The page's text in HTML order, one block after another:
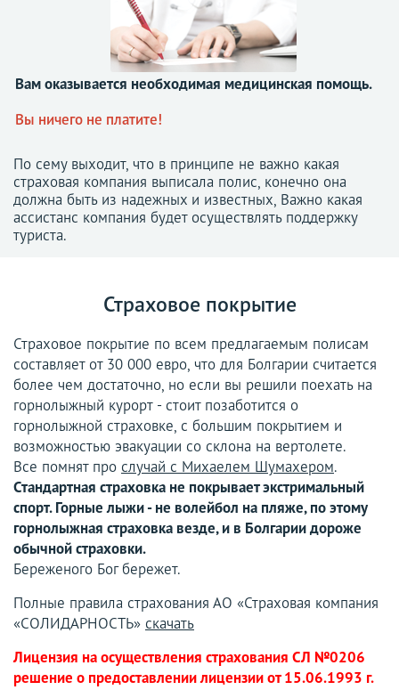
Вам оказывается необходимая медицинская помощь.
Вы ничего не платите!
По сему выходит, что в принципе не важно какая
страховая компания выписала полис, конечно она
должна быть из надежных и известных, Важно какая
ассистанс компания будет осуществлять поддержку
туриста.
Страховое покрытие
Страховое покрытие по всем предлагаемым полисам
составляет от 30 000 евро, что для Болгарии считается
более чем достаточно, но если вы решили поехать на
горнолыжный курорт - стоит позаботится о
горнолыжной страховке, с большим покрытием и
возможностью эвакуации со склона на вертолете.
Все помнят про случай с Михаелем Шумахером.
Стандартная страховка не покрывает экстримальный
спорт. Горные лыжи - не волейбол на пляже, по этому
горнолыжная страховка везде, и в Болгарии дороже
обычной страховки.
Береженого Бог бережет.
Полные правила страхования АО «Страховая компания
«СОЛИДАРНОСТЬ» скачать
Лицензия на осуществления страхования СЛ №0206
решение о предоставлении лицензии от 15.06.1993 г.